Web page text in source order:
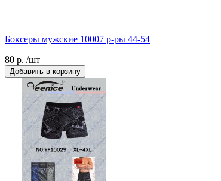
Боксеры мужские 10007 р-ры 44-54
80 р. /шт
Добавить в корзину